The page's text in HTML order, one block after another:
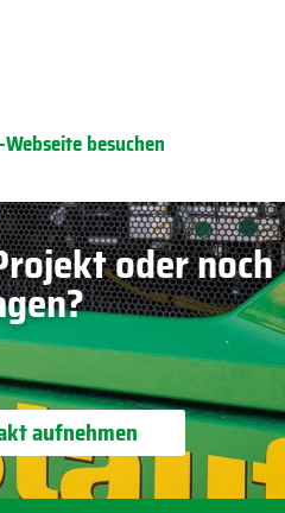
besuchen
oder noch
aufnehmen